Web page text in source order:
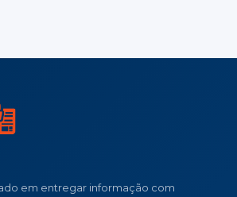
em entregar informação com